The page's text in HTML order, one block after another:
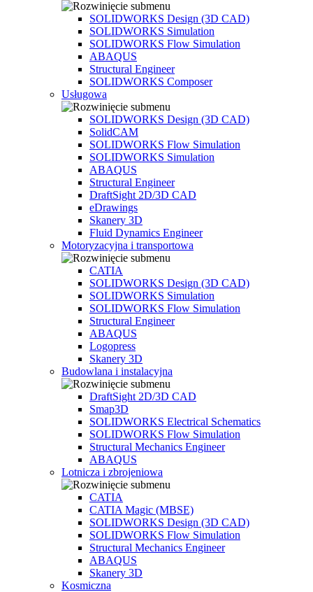
SOLIDWORKS Design (3D CAD)
SOLIDWORKS Simulation
SOLIDWORKS Flow Simulation
ABAQUS
Structural Engineer
SOLIDWORKS Composer
Usługowa
SOLIDWORKS Design (3D CAD)
SolidCAM
SOLIDWORKS Flow Simulation
SOLIDWORKS Simulation
ABAQUS
Structural Engineer
DraftSight 2D/3D CAD
eDrawings
Skanery 3D
Fluid Dynamics Engineer
Motoryzacyjna i transportowa
CATIA
SOLIDWORKS Design (3D CAD)
SOLIDWORKS Simulation
SOLIDWORKS Flow Simulation
Structural Engineer
ABAQUS
Logopress
Skanery 3D
Budowlana i instalacyjna
DraftSight 2D/3D CAD
Smap3D
SOLIDWORKS Electrical Schematics
SOLIDWORKS Flow Simulation
Structural Mechanics Engineer
ABAQUS
Lotnicza i zbrojeniowa
CATIA
CATIA Magic (MBSE)
SOLIDWORKS Design (3D CAD)
SOLIDWORKS Flow Simulation
Structural Mechanics Engineer
ABAQUS
Skanery 3D
Kosmiczna